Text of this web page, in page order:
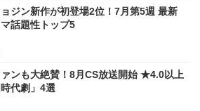
ジン新作が初登場2位！7月第5週 最新
話題性トップ5
ァンも大絶賛！8月CS放送開始 ★4.0以上
代劇」4選